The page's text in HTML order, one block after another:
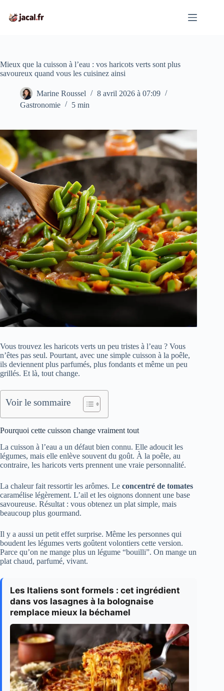
contenu
Mieux que la cuisson à l’eau : vos haricots verts sont plus
savoureux quand vous les cuisinez ainsi
Marine Roussel
8 avril 2026 à 07:09
Gastronomie
5 min
Vous trouvez les haricots verts un peu tristes à l’eau ? Vous
n’êtes pas seul. Pourtant, avec une simple cuisson à la poêle,
ils deviennent plus parfumés, plus fondants et même un peu
grillés. Et là, tout change.
Voir le sommaire
Pourquoi cette cuisson change vraiment tout
La cuisson à l’eau a un défaut bien connu. Elle adoucit les
légumes, mais elle enlève souvent du goût. À la poêle, au
contraire, les haricots verts prennent une vraie personnalité.
La chaleur fait ressortir les arômes. Le concentré de tomates
caramélise légèrement. L’ail et les oignons donnent une base
savoureuse. Résultat : vous obtenez un plat simple, mais
beaucoup plus gourmand.
Il y a aussi un petit effet surprise. Même les personnes qui
boudent les légumes verts goûtent volontiers cette version.
Parce qu’on ne mange plus un légume “bouilli”. On mange un
plat chaud, parfumé, vivant.
Les Italiens sont formels : cet ingrédient
dans vos lasagnes à la bolognaise
remplace mieux la béchamel